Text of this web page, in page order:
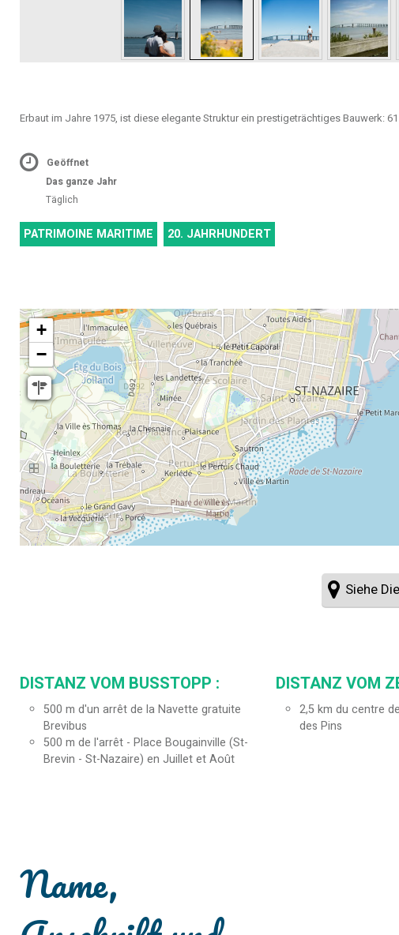
Erbaut im Jahre 1975, ist diese elegante Struktur ein prestigeträchtiges Bauwerk:
Geöffnet
Das ganze Jahr
Täglich
PATRIMOINE MARITIME 20. JAHRHUNDERT
+
−
Siehe
DISTANZ VOM BUSSTOPP :
500 m d'un arrêt de la Navette gratuite
Brevibus
500 m de l'arrêt - Place Bougainville (St-
Brevin - St-Nazaire) en Juillet et Août
DISTANZ VOM
2,5 km du centre
des Pins
Name,